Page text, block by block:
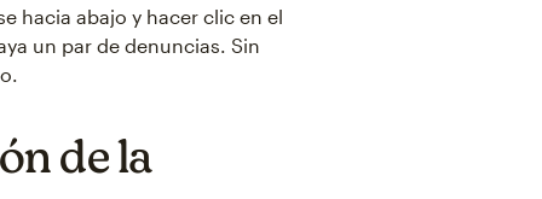
hacia abajo y hacer clic en el
un par de denuncias. Sin
de la